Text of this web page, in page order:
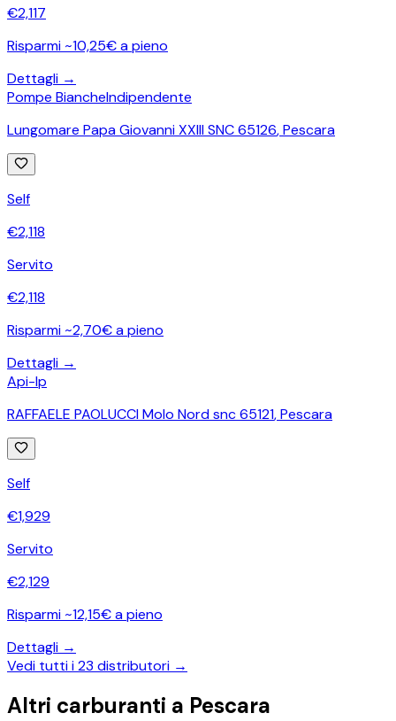
€2,117
Risparmi ~10,25€ a pieno
Dettagli →
Pompe BiancheIndipendente
Lungomare Papa Giovanni XXIII SNC 65126,Pescara
Self
€2,118
Servito
€2,118
Risparmi ~2,70€ a pieno
Dettagli →
Api-Ip
RAFFAELE PAOLUCCI Molo Nord snc 65121,Pescara
Self
€1,929
Servito
€2,129
Risparmi ~12,15€ a pieno
Dettagli →
Vedi tutti i23 distributori →
Altri carburanti a Pescara